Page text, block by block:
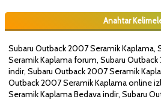
Anahtar
Subaru Outback 2007 Seramik Kaplama,
Seramik Kaplama forum, Subaru
indir, Subaru Outback 2007 Seramik
Outback 2007 Seramik Kaplama online
Seramik Kaplama Bedava indir, Subaru